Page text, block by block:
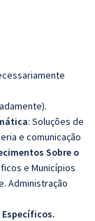
: Soluções de
e comunicação
Sobre o
e Municípios
Administração